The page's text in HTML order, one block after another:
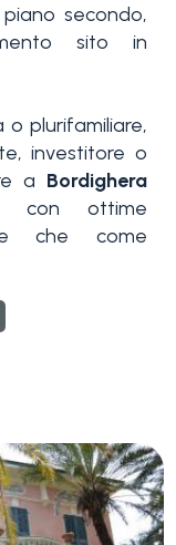
secondo,
sito in
o plurifamiliare,
investitore o
a Bordighera
con ottime
che come